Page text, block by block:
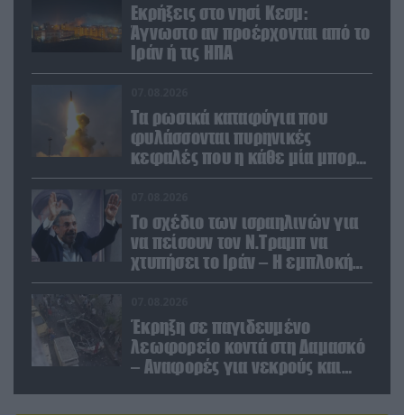
Εκρήξεις στο νησί Κεσμ:
Άγνωστο αν προέρχονται από το
Ιράν ή τις ΗΠΑ
Τα ρωσικά καταφύγια που
φυλάσσονται πυρηνικές
κεφαλές που η κάθε μία μπορεί
να καταστρέψει «μία
Το σχέδιο των ισραηλινών για
να πείσουν τον Ν.Τραμπ να
χτυπήσει το Ιράν – Η εμπλοκή
του Μ.Αχμαντινετζάντ
Έκρηξη σε παγιδευμένο
λεωφορείο κοντά στη Δαμασκό
– Αναφορές για νεκρούς και